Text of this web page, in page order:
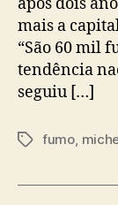
mais a
“São 60 mil
tendência
seguiu […]
Tagsfumo